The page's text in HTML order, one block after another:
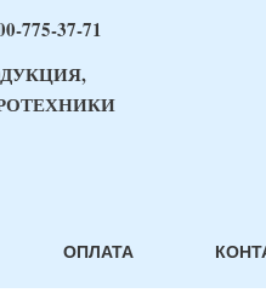
775-37-71
ОПЛАТА